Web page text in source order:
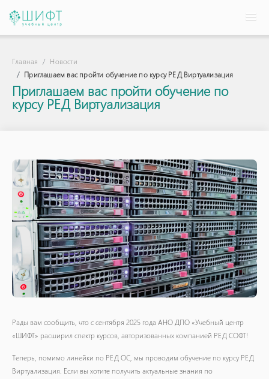
Главная
Новости
Приглашаем вас пройти обучение по курсу РЕД Виртуализация
Приглашаем вас пройти обучение по
курсу РЕД Виртуализация
Рады вам сообщить, что с сентября 2025 года АНО ДПО «Учебный центр
«ШИФТ» расширил спектр курсов, авторизованных компанией РЕД СОФТ!
Теперь, помимо линейки по РЕД ОС, мы проводим обучение по курсу РЕД
Виртуализация. Если вы хотите получить актуальные знания по